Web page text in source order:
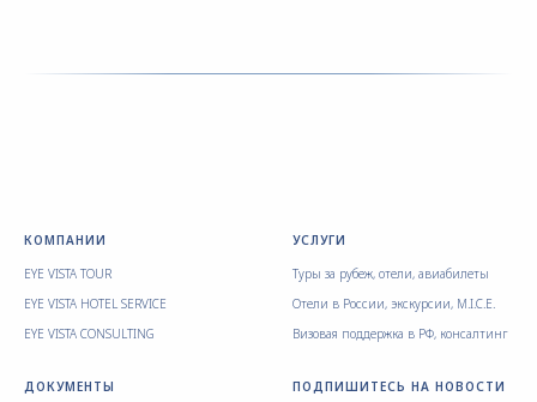
КОМПАНИИ
EYE VISTA TOUR
EYE VISTA HOTEL SERVICE
EYE VISTA CONSULTING
УСЛУГИ
Туры за рубеж, отели, авиабилеты
Отели в России, экскурсии, M.I.C.E.
Визовая поддержка в РФ, консалтинг
ДОКУМЕНТЫ ПОДПИШИТЕСЬ НА НОВОСТИ